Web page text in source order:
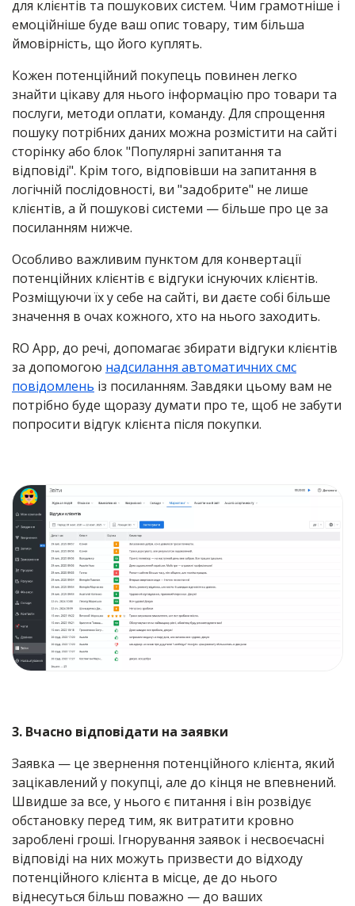
для клієнтів та пошукових систем. Чим грамотніше і
емоційніше буде ваш опис товару, тим більша
ймовірність, що його куплять.
Кожен потенційний покупець повинен легко
знайти цікаву для нього інформацію про товари та
послуги, методи оплати, команду. Для спрощення
пошуку потрібних даних можна розмістити на сайті
сторінку або блок "Популярні запитання та
відповіді". Крім того, відповівши на запитання в
логічній послідовності, ви "задобрите" не лише
клієнтів, а й пошукові системи — більше про це за
посиланням нижче.
Особливо важливим пунктом для конвертації
потенційних клієнтів є відгуки існуючих клієнтів.
Розміщуючи їх у себе на сайті, ви даєте собі більше
значення в очах кожного, хто на нього заходить.
RO App, до речі, допомагає збирати відгуки клієнтів
за допомогою надсилання автоматичних смс
повідомлень із посиланням. Завдяки цьому вам не
потрібно буде щоразу думати про те, щоб не забути
попросити відгук клієнта після покупки.
3. Вчасно відповідати на заявки
Заявка — це звернення потенційного клієнта, який
зацікавлений у покупці, але до кінця не впевнений.
Швидше за все, у нього є питання і він розвідує
обстановку перед тим, як витратити кровно
зароблені гроші. Ігнорування заявок і несвоєчасні
відповіді на них можуть призвести до відходу
потенційного клієнта в місце, де до нього
віднесуться більш поважно — до ваших